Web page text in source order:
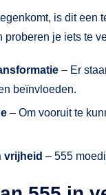
is dit een
je iets te
– Er
beïnvloeden.
– Om vooruit te
vrijheid – 555